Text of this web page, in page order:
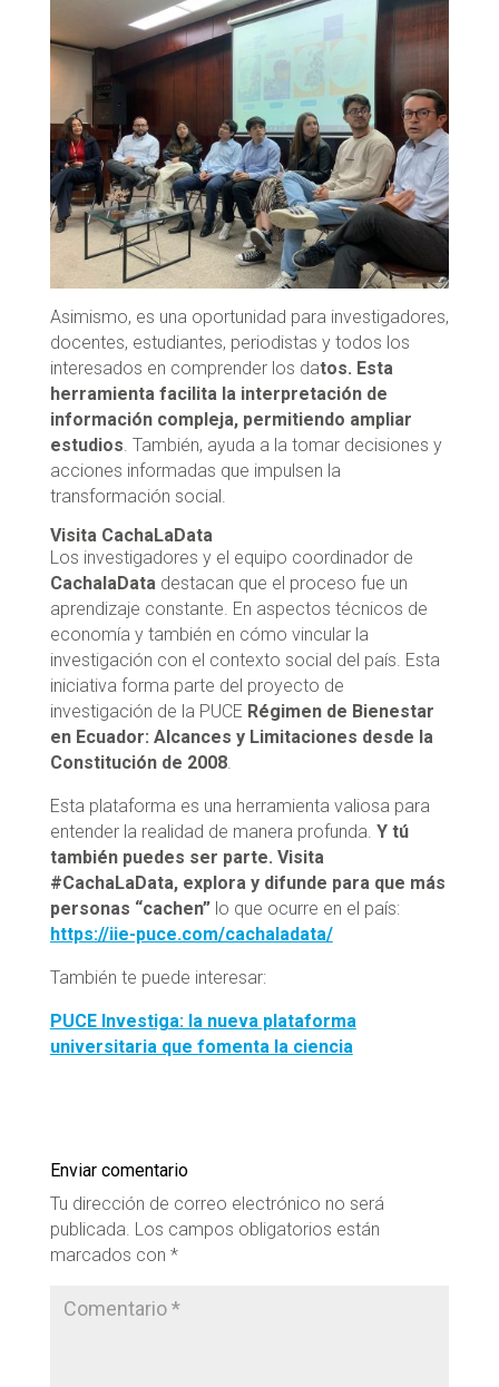
Asimismo, es una oportunidad para investigadores,
docentes, estudiantes, periodistas y todos los
interesados en comprender los datos. Esta
herramienta facilita la interpretación de
información compleja, permitiendo ampliar
estudios . También, ayuda a la tomar decisiones y
acciones informadas que impulsen la
transformación social.
Visita CachaLaData
Los investigadores y el equipo coordinador de
CachalaData destacan que el proceso fue un
aprendizaje constante. En aspectos técnicos de
economía y también en cómo vincular la
investigación con el contexto social del país. Esta
iniciativa forma parte del proyecto de
investigación de la PUCE Régimen de Bienestar
en Ecuador: Alcances y Limitaciones desde la
Constitución de 2008.
Esta plataforma es una herramienta valiosa para
entender la realidad de manera profunda. Y tú
también puedes ser parte. Visita
#CachaLaData, explora y difunde para que más
personas “cachen”lo que ocurre en el país:
https://iie-puce.com/cachaladata/
También te puede interesar:
PUCE Investiga: la nueva plataforma
universitaria que fomenta la ciencia
Enviar comentario
Tu dirección de correo electrónico no será
publicada. Los campos obligatorios están
marcados con *